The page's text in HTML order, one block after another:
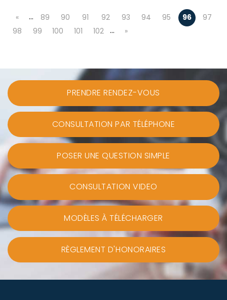
« … 89 90 91 92 93 94 95 96
97
98
99 100 101 102 … »
PRENDRE RENDEZ-VOUS
CONSULTATION PAR TÉLÉPHONE
POSER UNE QUESTION SIMPLE
CONSULTATION VIDEO
MODÈLES À TÉLÉCHARGER
RÈGLEMENT D'HONORAIRES